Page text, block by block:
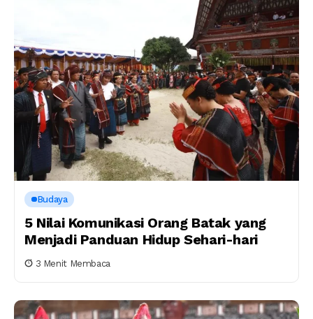
Budaya
5 Nilai Komunikasi Orang Batak yang
Menjadi Panduan Hidup Sehari-hari
3 Menit Membaca